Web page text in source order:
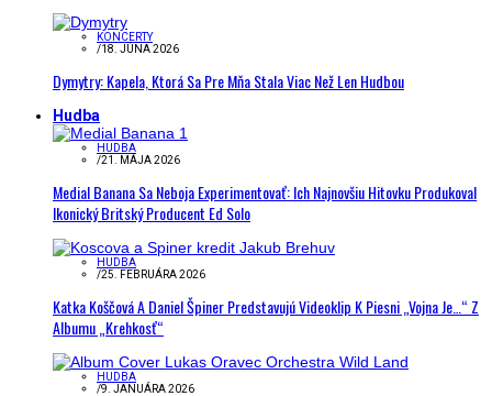
KONCERTY
/18. JÚNA 2026
Dymytry: Kapela, Ktorá Sa Pre Mňa Stala Viac Než Len Hudbou
Hudba
HUDBA
/21. MÁJA 2026
Medial Banana Sa Neboja Experimentovať: Ich Najnovšiu Hitovku Produkoval
Ikonický Britský Producent Ed Solo
HUDBA
/25. FEBRUÁRA 2026
Katka Koščová A Daniel Špiner Predstavujú Videoklip K Piesni „Vojna Je…“ Z
Albumu „Krehkosť“
HUDBA
/9. JANUÁRA 2026